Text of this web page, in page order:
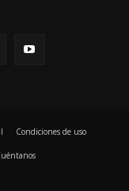
Condiciones de uso